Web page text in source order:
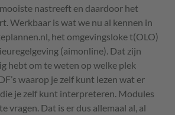
nastreeft en daardoor het
Werkbaar is wat we nu al kennen in
het omgevingsloke t(OLO)
(aimonline). Dat zijn
hebt om te weten op welke plek
’s waarop je zelf kunt lezen wat er
je zelf kunt interpreteren. Modules
vragen. Dat is er dus allemaal al, al